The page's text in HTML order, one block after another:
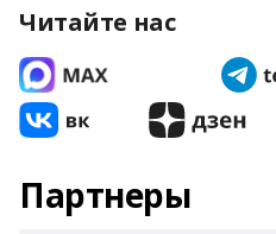
Читайте нас
Партнеры